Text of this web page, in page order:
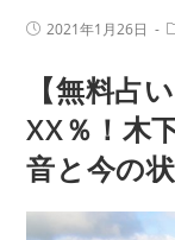
投 2021年1月26日
ー:
【無料占
XX％！木
音と今の